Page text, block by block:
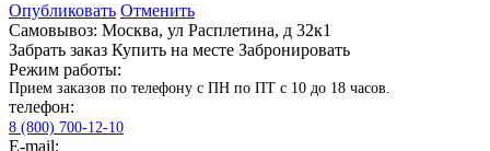
Опубликовать Отменить
Самовывоз: Москва, ул Расплетина, д 32к1
Забрать заказ Купить на месте Забронировать
Режим работы:
Прием заказов по телефону с ПН по ПТ с 10 до 18 часов.
телефон:
8 (800) 700-12-10
E-mail: